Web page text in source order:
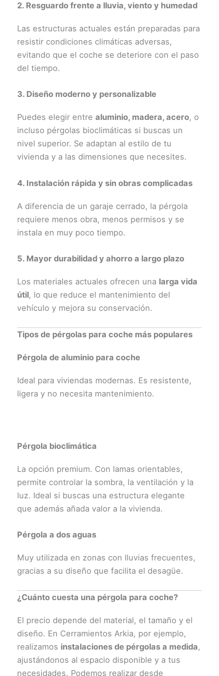
2. Resguardo frente a lluvia, viento y humedad
Las estructuras actuales están preparadas para
resistir condiciones climáticas adversas,
evitando que el coche se deteriore con el paso
del tiempo.
3. Diseño moderno y personalizable
Puedes elegir entrealuminio, madera, acero, o
incluso pérgolas bioclimáticas si buscas un
nivel superior. Se adaptan al estilo de tu
vivienda y a las dimensiones que necesites.
4. Instalación rápida y sin obras complicadas
A diferencia de un garaje cerrado, la pérgola
requiere menos obra, menos permisos y se
instala en muy poco tiempo.
5. Mayor durabilidad y ahorro a largo plazo
Los materiales actuales ofrecen una larga vida
útil, lo que reduce el mantenimiento del
vehículo y mejora su conservación.
Tipos de pérgolas para coche más populares
Pérgola de aluminio para coche
Ideal para viviendas modernas. Es resistente,
ligera y no necesita mantenimiento.
Pérgola bioclimática
La opción premium. Con lamas orientables,
permite controlar la sombra, la ventilación y la
luz. Ideal si buscas una estructura elegante
que además añada valor a la vivienda.
Pérgola a dos aguas
Muy utilizada en zonas con lluvias frecuentes,
gracias a su diseño que facilita el desagüe.
¿Cuánto cuesta una pérgola para coche?
El precio depende del material, el tamaño y el
diseño. En Cerramientos Arkia, por ejemplo,
realizamos instalaciones de pérgolas a medida,
ajustándonos al espacio disponible y a tus
necesidades. Podemos realizar desde